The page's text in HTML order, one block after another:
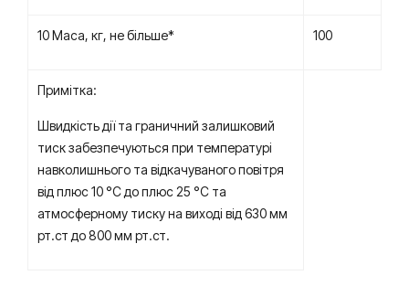
10 Маса, кг, не більше* 100
Примітка:
Швидкість дії та граничний залишковий
тиск забезпечуються при температурі
навколишнього та відкачуваного повітря
від плюс 10 °C до плюс 25 °C та
атмосферному тиску на виході від 630 мм
рт.ст до 800 мм рт.ст.